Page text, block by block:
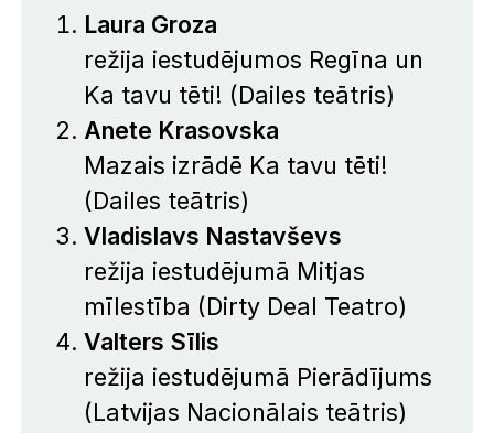
Laura Groza
režija iestudējumos Regīna un
Ka tavu tēti! (Dailes teātris)
Anete Krasovska
Mazais izrādē Ka tavu tēti!
(Dailes teātris)
Vladislavs Nastavševs
režija iestudējumā Mitjas
mīlestība (Dirty Deal Teatro)
Valters Sīlis
režija iestudējumā Pierādījums
(Latvijas Nacionālais teātris)